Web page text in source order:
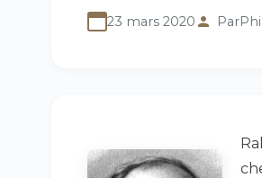
23 mars 2020 Par